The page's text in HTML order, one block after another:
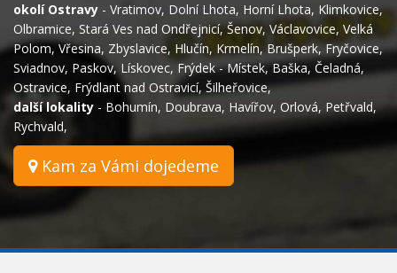
okolí Ostravy - Vratimov, Dolní Lhota, Horní Lhota, Klimkovice,
Olbramice, Stará Ves nad Ondřejnicí,Šenov,Václavovice, Velká
Polom,Vřesina, Zbyslavice, Hlučín, Krmelín,Brušperk,Fryčovice,
Sviadnov, Paskov, Lískovec, Frýdek - Místek,Baška, Čeladná,
Ostravice, Frýdlant nad Ostravicí, Šilheřovice,
další lokality - Bohumín, Doubrava, Havířov, Orlová, Petřvald,
Rychvald,
Kam za Vámi dojedeme